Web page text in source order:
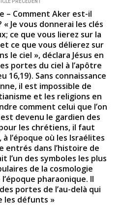
PRÉCÉDENT
– Comment Aker est-il
Je vous donnerai les clés
ce que vous lierez sur la
ce que vous délierez sur
le ciel », déclara Jésus en
portes du ciel à l’apôtre
16,19). Sans connaissance
il est impossible de
et les religions en
comment celui que l’on
devenu le gardien des
les chrétiens, il faut
l’époque où les Israélites
entrés dans l’histoire de
l’un des symboles les plus
de la cosmologie
pharaonique. Il
portes de l’au-delà qui
les défunts »